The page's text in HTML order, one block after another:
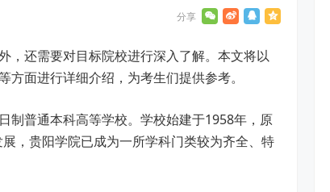
，还需要对目标院校进行深入了解。本文将以
面进行详细介绍，为考生们提供参考。
制普通本科高等学校。学校始建于1958年，原
，贵阳学院已成为一所学科门类较为齐全、特